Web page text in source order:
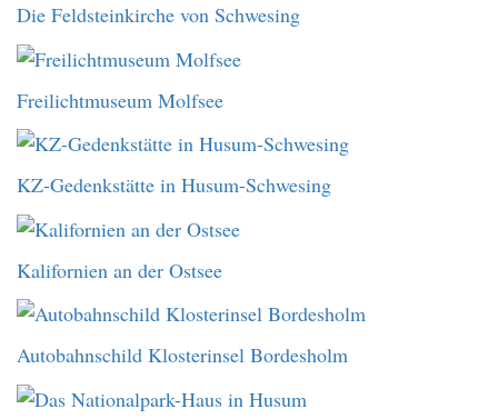
Die Feldsteinkirche von Schwesing
Freilichtmuseum Molfsee
KZ-Gedenkstätte in Husum-Schwesing
Kalifornien an der Ostsee
Autobahnschild Klosterinsel Bordesholm